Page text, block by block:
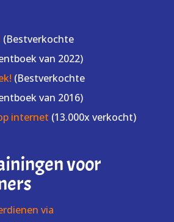
(Bestverkochte
van 2022)
(Bestverkochte
van 2016)
internet (13.000x verkocht)
voor
via